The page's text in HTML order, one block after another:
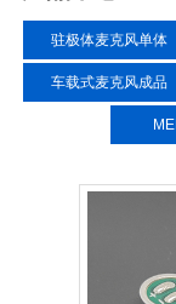
驻极体麦克风单体
车载式麦克风成品